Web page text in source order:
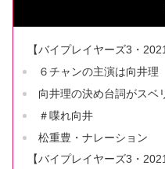
【バイプレイヤーズ3・
６チャンの主演は向井理
向井理の決め台詞がスベ
＃喋れ向井
松重豊・ナレーション
【バイプレイヤーズ3・